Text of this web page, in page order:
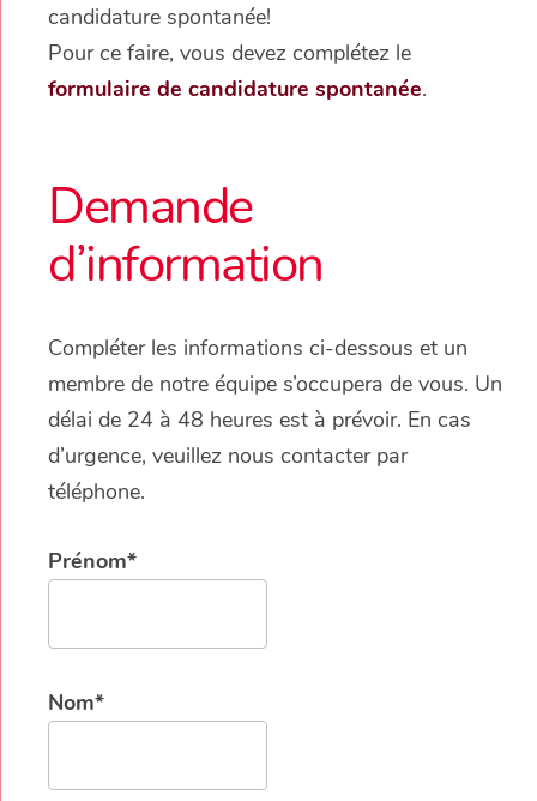
candidature spontanée!
Pour ce faire, vous devez complétez le
formulaire de candidature spontanée.
Demande
d’information
Compléter les informations ci-dessous et un
membre de notre équipe s’occupera de vous. Un
délai de 24 à 48 heures est à prévoir. En cas
d’urgence, veuillez nous contacter par
téléphone.
Prénom*
Nom*